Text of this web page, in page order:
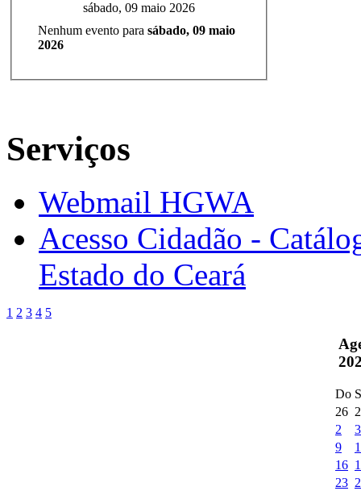
sábado, 09 maio 2026
Nenhum evento para sábado, 09 maio
2026
Serviços
Webmail HGWA
Acesso Cidadão -
Estado do Ceará
1 2 3 4 5
Do
26
2
3
9
16
23